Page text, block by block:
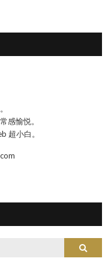
感愉悦。
超小白。
Search